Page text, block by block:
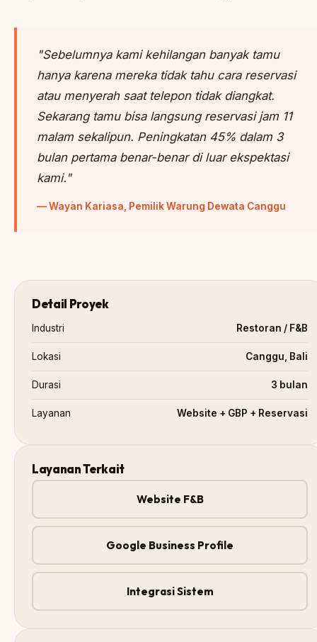
"Sebelumnya kami kehilangan banyak tamu
hanya karena mereka tidak tahu cara reservasi
atau menyerah saat telepon tidak diangkat.
Sekarang tamu bisa langsung reservasi jam 11
malam sekalipun. Peningkatan 45% dalam 3
bulan pertama benar-benar di luar ekspektasi
kami."
— Wayan Kariasa, Pemilik Warung Dewata Canggu
Detail Proyek
Industri Restoran / F&B
Lokasi Canggu, Bali
Durasi 3 bulan
Layanan Website + GBP + Reservasi
Layanan Terkait
Website F&B
Google Business Profile
Integrasi Sistem